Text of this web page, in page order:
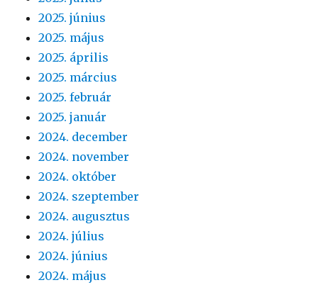
2025. június
2025. május
2025. április
2025. március
2025. február
2025. január
2024. december
2024. november
2024. október
2024. szeptember
2024. augusztus
2024. július
2024. június
2024. május